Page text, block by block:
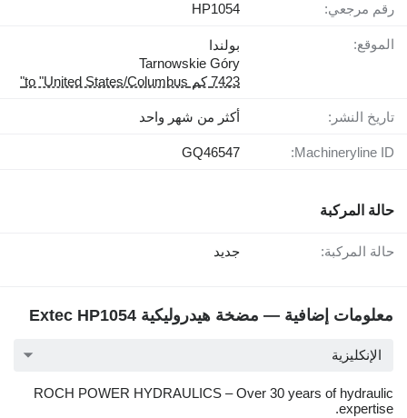
رقم مرجعي: HP1054
الموقع:
بولندا
Tarnowskie Góry
7423 كم to "United States/Columbus"
تاريخ النشر: أكثر من شهر واحد
Machineryline ID:
GQ46547
حالة المركبة
حالة المركبة: جديد
معلومات إضافية — مضخة هيدروليكية Extec HP1054
الإنكليزية
ROCH POWER HYDRAULICS – Over 30 years of hydraulic
expertise.